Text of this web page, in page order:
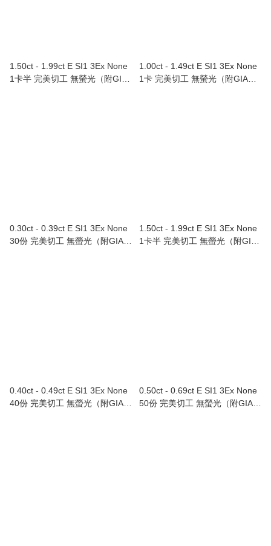
1.50ct - 1.99ct E SI1 3Ex None
1卡半 完美切工 無螢光（附GIA
1.00ct - 1.49ct E SI1 3Ex None
1卡 完美切工 無螢光（附GIA證
0.30ct - 0.39ct E SI1 3Ex None
30份 完美切工 無螢光（附GIA證
1.50ct - 1.99ct E SI1 3Ex None
1卡半 完美切工 無螢光（附GIA
0.40ct - 0.49ct E SI1 3Ex None
40份 完美切工 無螢光（附GIA證
0.50ct - 0.69ct E SI1 3Ex None
50份 完美切工 無螢光（附GIA證